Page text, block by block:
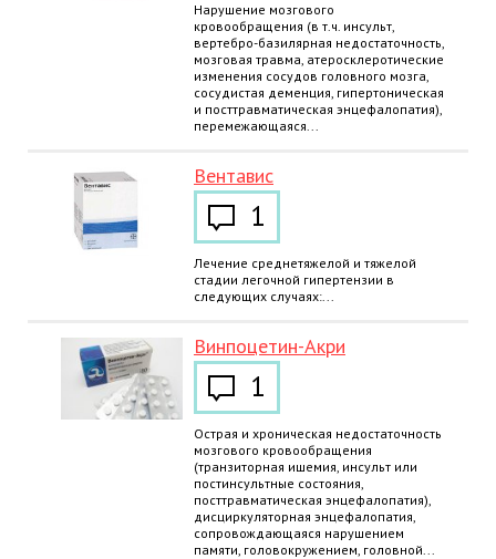
Нарушение мозгового
кровообращения (в т.ч. инсульт,
вертебро-базилярная недостаточность,
мозговая травма, атеросклеротические
изменения сосудов головного мозга,
сосудистая деменция, гипертоническая
и посттравматическая энцефалопатия),
перемежающаяся...
Вентавис
1
Лечение среднетяжелой и тяжелой
стадии легочной гипертензии в
следующих случаях:...
Винпоцетин-Акри
1
Острая и хроническая недостаточность
мозгового кровообращения
(транзиторная ишемия, инсульт или
постинсультные состояния,
посттравматическая энцефалопатия),
дисциркуляторная энцефалопатия,
сопровождающаяся нарушением
памяти, головокружением, головной...